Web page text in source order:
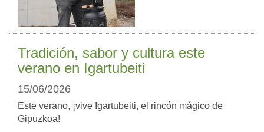
Tradición, sabor y cultura este
verano en Igartubeiti
15/06/2026
Este verano, ¡vive Igartubeiti, el rincón mágico de
Gipuzkoa!